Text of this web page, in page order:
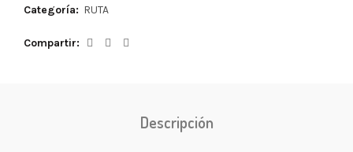
Categoría: RUTA
Compartir
Descripción